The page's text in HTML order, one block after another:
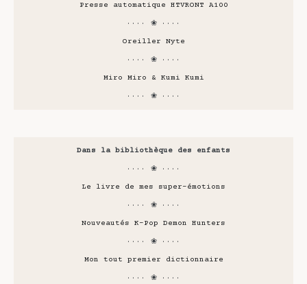
Presse automatique HTVRONT A100
···· ❀ ····
Oreiller Nyte
···· ❀ ····
Miro Miro & Kumi Kumi
···· ❀ ····
Dans la bibliothèque des enfants
···· ❀ ····
Le livre de mes super-émotions
···· ❀ ····
Nouveautés K-Pop Demon Hunters
···· ❀ ····
Mon tout premier dictionnaire
···· ❀ ····